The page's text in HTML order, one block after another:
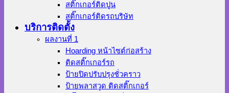
สติ๊กเกอร์ติดปูน
สติ๊กเกอร์ติดรถบริษัท
บริการติดตั้ง
ผลงานที่ 1
Hoarding หน้าไซต์ก่อสร้าง
ติดสติ๊กเกอร์รถ
ป้ายปิดปรับปรุงชั่วคราว
ป้ายพลาสวูด ติดสติ๊กเกอร์